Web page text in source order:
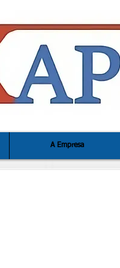
A Empresa